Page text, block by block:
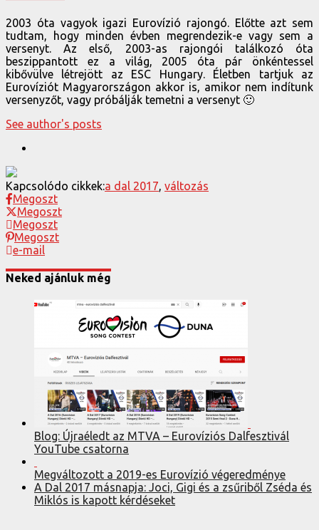
2003 óta vagyok igazi Eurovízió rajongó. Előtte azt sem
tudtam, hogy minden évben megrendezik-e vagy sem a
versenyt. Az első, 2003-as rajongói találkozó óta
beszippantott ez a világ, 2005 óta pár önkéntessel
kibővülve létrejött az ESC Hungary. Életben tartjuk az
Eurovíziót Magyarországon akkor is, amikor nem indítunk
versenyzőt, vagy próbálják temetni a versenyt 🙂
See author's posts
Kapcsolódo cikkek:a dal 2017 változás
Megoszt
Megoszt
Megoszt
Megoszt
e-mail
Neked ajánluk még
Blog: Újraéledt az MTVA – Eurovíziós Dalfesztivál
YouTube csatorna
Megváltozott a 2019-es Eurovízió végeredménye
A Dal 2017 másnapja: Joci, Gigi és a zsűriből Zséda és
Miklós is kapott kérdéseket